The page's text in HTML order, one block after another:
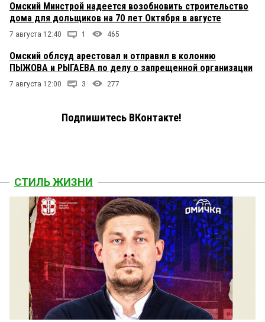
Омский Минстрой надеется возобновить строительство
дома для дольщиков на 70 лет Октября в августе
7 августа 12:40 1 465
Омский облсуд арестовал и отправил в колонию
ПЫЖОВА и РЫГАЕВА по делу о запрещенной организации
7 августа 12:00 3 277
Подпишитесь ВКонтакте!
СТИЛЬ ЖИЗНИ